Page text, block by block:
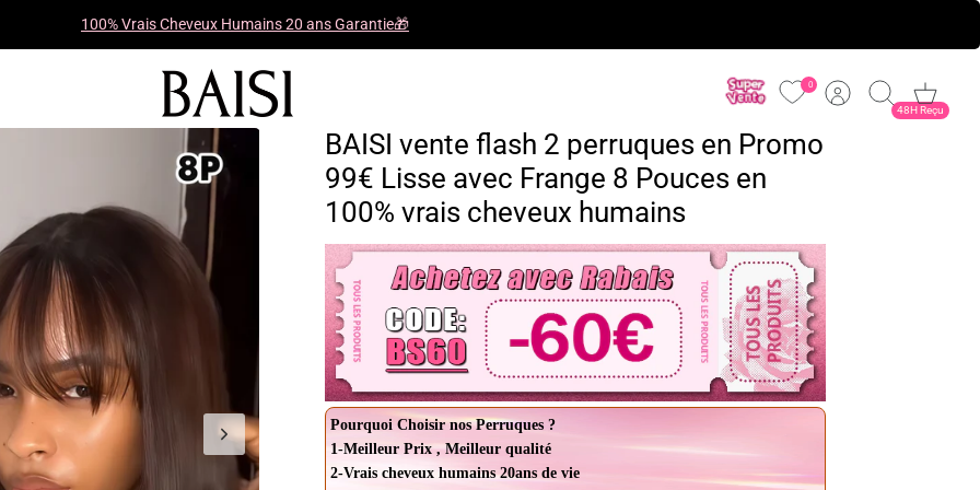
100% Vrais Cheveux Humains 20 ans Garantie🎁
48H Reçu
0
CompteRecherchePanier
BAISI vente flash 2 perruques en Promo
99€ Lisse avec Frange 8 Pouces en
100% vrais cheveux humains
Pourquoi Choisir nos Perruques ?
1-Meilleur Prix , Meilleur qualité
2-Vrais cheveux humains 20ans de vie